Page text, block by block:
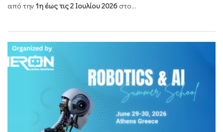
από την 1η έως τις 2 Ιουλίου 2026 στο...